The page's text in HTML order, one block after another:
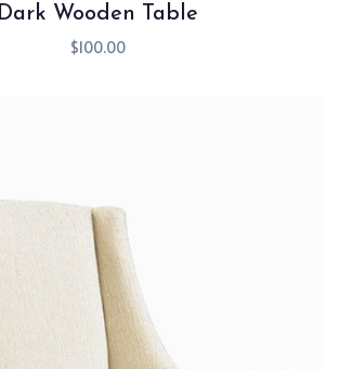
Dark Wooden Table
$100.00